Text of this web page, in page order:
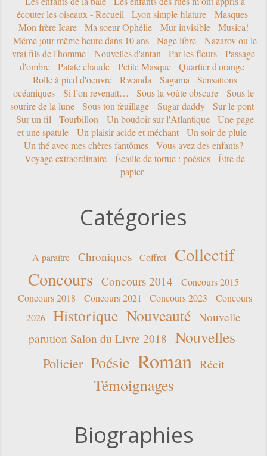
écouter les oiseaux - Recueil
Lyon simple filature
Masques
Mon frère Icare - Ma soeur Ophélie
Mur invisible
Musica!
Même jour même heure dans 10 ans
Nage libre
Nazarov ou le
vrai fils de l'homme
Nouvelles d'antan Par les fleurs
Passage
d'ombre
Patate chaude Petite Masque
Quartier d'orange
Rolle à pied d'oeuvre
Rwanda Sagama
Sensations
océaniques
Si l’on revenait… Sous la voûte obscure
Sous le
sourire de la lune
Sous ton feuillage Sugar daddy
Sur le pont
Sur un fil
Tourbillon Un boudoir sur l'Atlantique
Une page
et une spatule
Un plaisir acide et méchant
Un soir de pluie
Un thé avec mes chères fantômes
Vous avez des enfants?
Voyage extraordinaire
Écaille de tortue : poésies
Être de
papier
Catégories
A paraître Chroniques Coffret
Collectif
Concours Concours 2014
Concours 2015
Concours 2018
Concours 2021 Concours 2023
Concours
2026
Historique Nouveauté Nouvelle
parution Salon du Livre 2018 Nouvelles
Policier Poésie Roman Récit
Témoignages
Biographies